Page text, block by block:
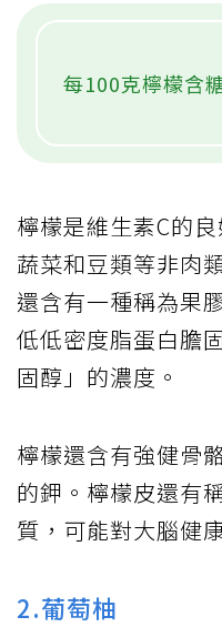
每100克檸檬含
檸檬是維生素C的
蔬菜和豆類等非肉
還含有一種稱為果
低低密度脂蛋白膽
固醇」的濃度。
檸檬還含有強健骨
的鉀。檸檬皮還有
質，可能對大腦健
2.葡萄柚